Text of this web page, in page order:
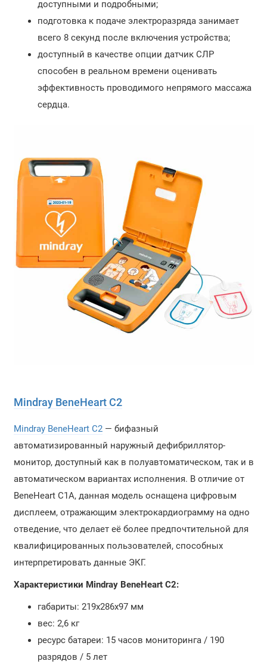
доступными и подробными;
подготовка к подаче электроразряда занимает
всего 8 секунд после включения устройства;
доступный в качестве опции датчик СЛР
способен в реальном времени оценивать
эффективность проводимого непрямого массажа
сердца.
Mindray BeneHeart C2
Mindray BeneHeart C2— бифазный
автоматизированный наружный дефибриллятор-
монитор, доступный как в полуавтоматическом, так и в
автоматическом вариантах исполнения. В отличие от
BeneHeart C1A, данная модель оснащена цифровым
дисплеем, отражающим электрокардиограмму на одно
отведение, что делает её более предпочтительной для
квалифицированных пользователей, способных
интерпретировать данные ЭКГ.
Характеристики Mindray BeneHeart C2:
габариты: 219х286х97 мм
вес: 2,6 кг
ресурс батареи: 15 часов мониторинга / 190
разрядов / 5 лет